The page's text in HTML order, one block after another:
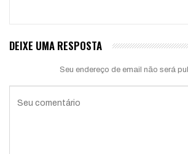
DEIXE UMA RESPOSTA
Seu endereço de email não será